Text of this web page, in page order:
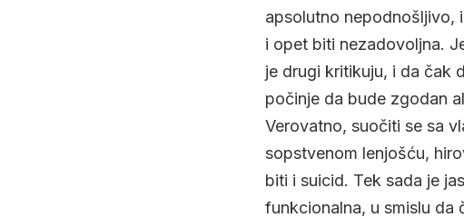
apsolutno nepodnošljivo,
i opet biti nezadovoljna.
je drugi kritikuju, i da čak
počinje da bude zgodan
Verovatno, suočiti se sa
sopstvenom lenjošću,
biti i suicid. Tek sada je
funkcionalna, u smislu da